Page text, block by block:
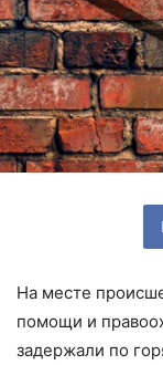
На месте
помощи и
задержали по